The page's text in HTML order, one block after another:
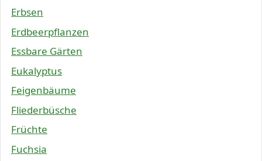
Erbsen
Erdbeerpflanzen
Essbare Gärten
Eukalyptus
Feigenbäume
Fliederbüsche
Früchte
Fuchsia